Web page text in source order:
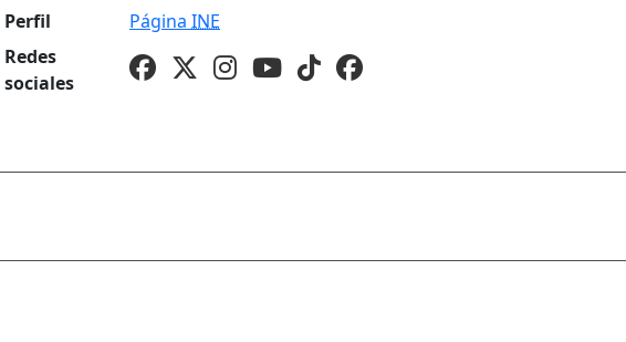
Perfil
Página INE
Redes
sociales